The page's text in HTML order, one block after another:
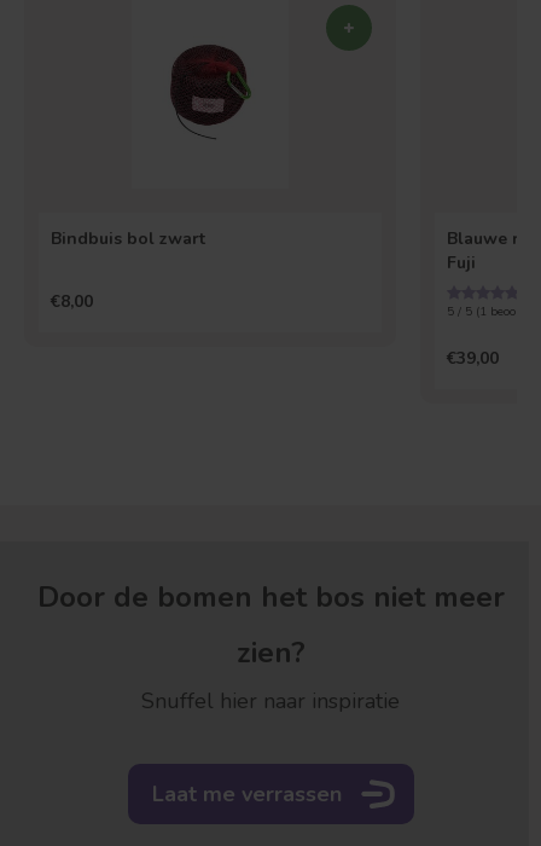
Bindbuis bol zwart
€8,00
Blauwe
Fuji
5 / 5 (1
€39,00
Door de bomen het bos niet meer
zien?
Snuffel hier naar inspiratie
Laat me verrassen